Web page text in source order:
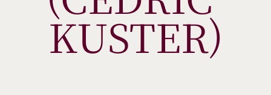
KUSTER)